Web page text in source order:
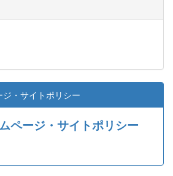
・サイトポリシー
ページ・サイトポリシー